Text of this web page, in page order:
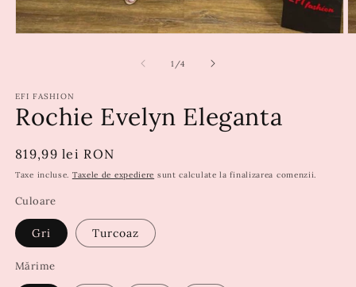
1 /din
4
EFI FASHION
Rochie Evelyn Eleganta
Preț
obișnuit
819,99 lei RON
Taxe incluse. Taxele de expediere sunt calculate la finalizarea comenzii.
Culoare
Gri Turcoaz
Mărime